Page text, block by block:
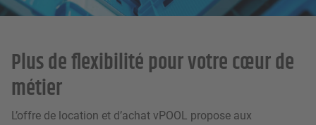
Plus de flexibilité pour votre cœur de
métier
L’offre de location et d’achat vPOOL propose aux